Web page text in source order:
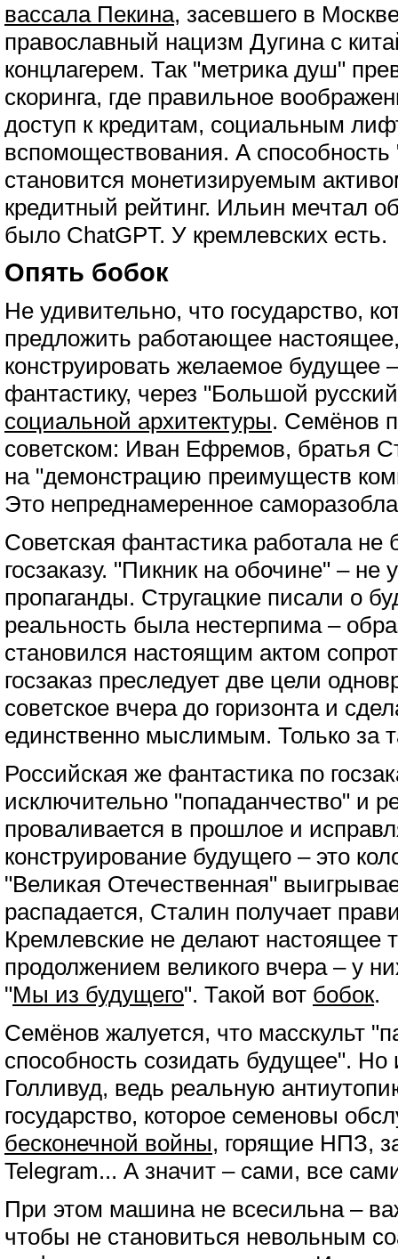
вассала Пекина, засевшего в
православный нацизм Дугина с
концлагерем. Так "метрика душ"
скоринга, где правильное
доступ к кредитам, социальным
вспомоществования. А способность
становится монетизируемым
кредитный рейтинг. Ильин мечтал
было ChatGPT. У кремлевских есть.
Опять бобок
Не удивительно, что государство,
предложить работающее
конструировать желаемое будущее
фантастику, через "Большой
социальной архитектуры. Семёнов
советском: Иван Ефремов, братья
на "демонстрацию преимуществ
Это непреднамеренное
Советская фантастика работала не
госзаказу. "Пикник на обочине" – не
пропаганды. Стругацкие писали о
реальность была нестерпима –
становился настоящим актом
госзаказ преследует две цели
советское вчера до горизонта и
единственно мыслимым. Только за
Российская же фантастика по
исключительно "попаданчество" и
проваливается в прошлое и
конструирование будущего – это
"Великая Отечественная"
распадается, Сталин получает
Кремлевские не делают настоящее
продолжением великого вчера – у
"Мы из будущего". Такой вот бобок.
Семёнов жалуется, что масскульт
способность созидать будущее". Но
Голливуд, ведь реальную
государство, которое семеновы
бесконечной войны, горящие НПЗ,
Telegram... А значит – сами, все
При этом машина не всесильна –
чтобы не становиться невольным